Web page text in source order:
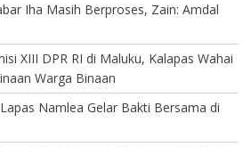
Iha Masih Berproses, Zain: Amdal
XIII DPR RI di Maluku, Kalapas Wahai
Warga Binaan
Namlea Gelar Bakti Bersama di